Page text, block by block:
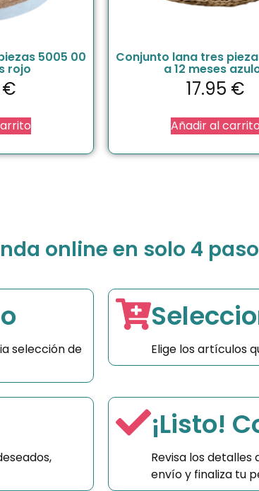
5005 00
rojo
€
Conjunto lana tres
a 12 meses
17.95 €
Añadir al carrito
online en solo 4
selección de
Elige los artículos
¡Listo!
Revisa los
envío y finaliza tu